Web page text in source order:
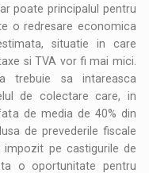
poate principalul pentru
o redresare economica
situatie in care
si TVA vor fi mai mici.
trebuie sa intareasca
de colectare care, in
de media de 40% din
de prevederile fiscale
pe castigurile de
o oportunitate pentru